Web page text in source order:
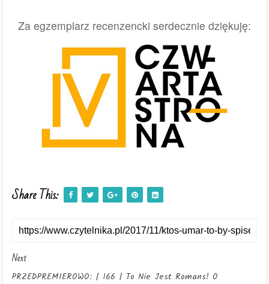
Za egzemplarz recenzencki serdecznie dziękuję:
Share This:
Next
PRZEDPREMIEROWO: | 166 | To Nie Jest Romans! O